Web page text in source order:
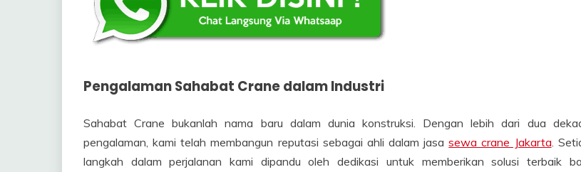
Pengalaman Sahabat Crane dalam Industri
Sahabat Crane bukanlah nama baru dalam dunia konstruksi. Dengan lebih dari dua
pengalaman, kami telah membangun reputasi sebagai ahli dalam jasasewa crane Jakarta .
langkah dalam perjalanan kami dipandu oleh dedikasi untuk memberikan solusi terbaik